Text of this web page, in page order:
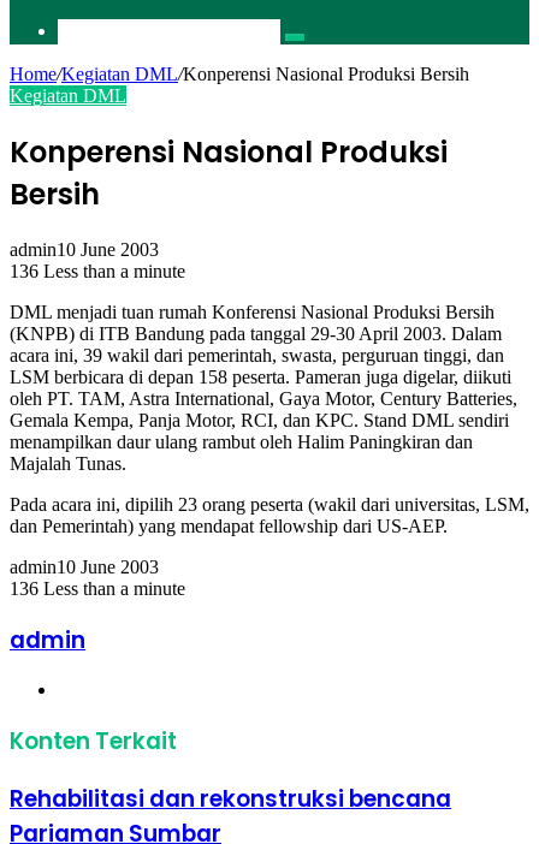
Pencarian
Home/Kegiatan DML/Konperensi Nasional Produksi Bersih
Kegiatan DML
Konperensi Nasional Produksi
Bersih
admin10 June 2003
136 Less than a minute
DML menjadi tuan rumah Konferensi Nasional Produksi Bersih
(KNPB) di ITB Bandung pada tanggal 29-30 April 2003. Dalam
acara ini, 39 wakil dari pemerintah, swasta, perguruan tinggi, dan
LSM berbicara di depan 158 peserta. Pameran juga digelar, diikuti
oleh PT. TAM, Astra International, Gaya Motor, Century Batteries,
Gemala Kempa, Panja Motor, RCI, dan KPC. Stand DML sendiri
menampilkan daur ulang rambut oleh Halim Paningkiran dan
Majalah Tunas.
Pada acara ini, dipilih 23 orang peserta (wakil dari universitas, LSM,
dan Pemerintah) yang mendapat fellowship dari US-AEP.
admin10 June 2003
136 Less than a minute
via
Email
admin
Konten Terkait
Rehabilitasi dan rekonstruksi bencana
Pariaman Sumbar